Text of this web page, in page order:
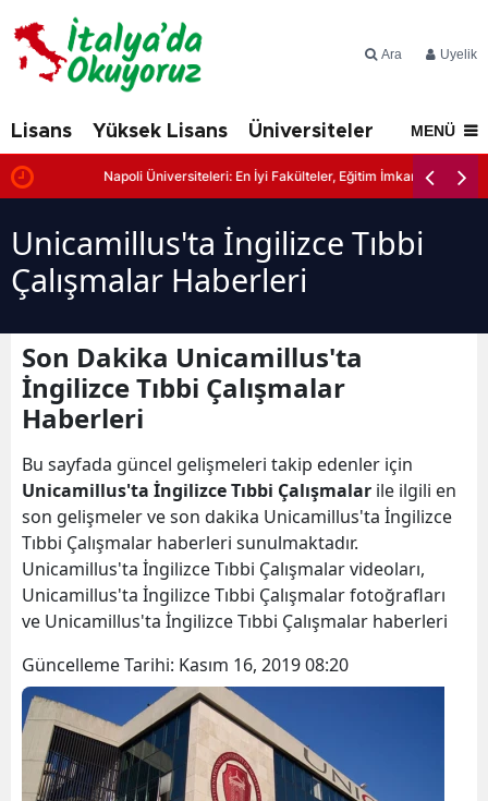
Ara Üyelik
Lisans Yüksek Lisans Üniversiteler İtalya'da
MENÜ
Napoli Üniversiteleri: En İyi Fakülteler, Eğitim İmkanları ve
Unicamillus'ta İngilizce Tıbbi
Çalışmalar Haberleri
Son Dakika Unicamillus'ta
İngilizce Tıbbi Çalışmalar
Haberleri
Bu sayfada güncel gelişmeleri takip edenler için
Unicamillus'ta İngilizce Tıbbi Çalışmalar ile ilgili en
son gelişmeler ve son dakika Unicamillus'ta İngilizce
Tıbbi Çalışmalar haberleri sunulmaktadır.
Unicamillus'ta İngilizce Tıbbi Çalışmalar videoları,
Unicamillus'ta İngilizce Tıbbi Çalışmalar fotoğrafları
ve Unicamillus'ta İngilizce Tıbbi Çalışmalar haberleri
Güncelleme Tarihi: Kasım 16, 2019 08:20